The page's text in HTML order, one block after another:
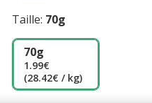
Taille: 70g
70g
1.99€
(28.42€ / kg)